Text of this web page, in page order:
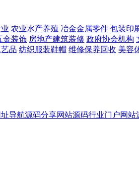
农业水产养殖 冶金金属零件 包装印
金装饰 房地产建筑装修 政府协会机构
品 纺织服装鞋帽 维修保养回收 美容
址导航源码分享网站源码行业门户网站